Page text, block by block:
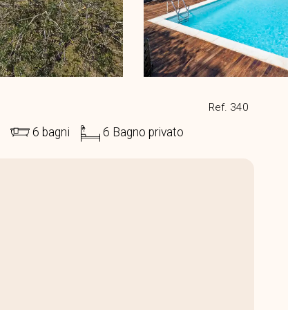
Ref. 340
6 bagni 6 Bagno privato